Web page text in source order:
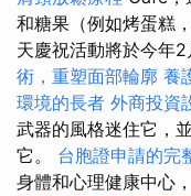
和糖果（例如烤蛋糕
天慶祝活動將於今年
術，重塑面部輪廓 養
環境的長者 外商投資
武器的風格迷住它，
它。 台胞證申請的完
身體和心理健康中心